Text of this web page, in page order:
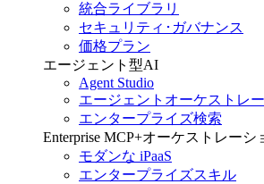
統合ライブラリ
セキュリティ･ガバナンス
価格プラン
エージェント型AI
Agent Studio
エージェントオーケストレ
エンタープライズ検索
Enterprise MCP+オーケストレーシ
モダンな iPaaS
エンタープライズスキル